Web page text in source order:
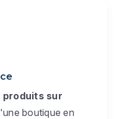
produits sur
boutique en